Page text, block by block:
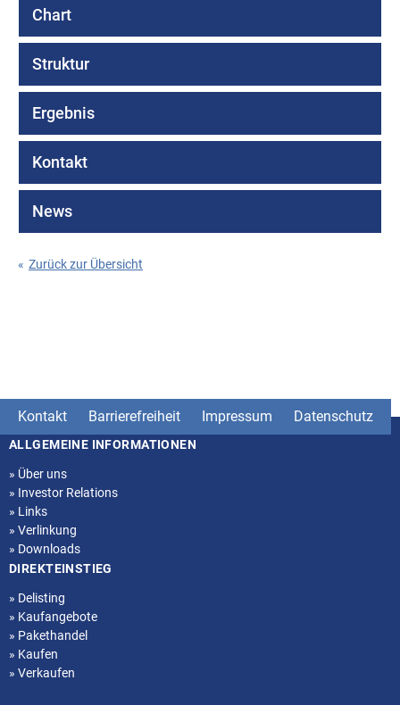
Chart
Struktur
Ergebnis
Kontakt
News
« Zurück zur Übersicht
Kontakt Barrierefreiheit Impressum Datenschutz
Seitenstruktur
ALLGEMEINE INFORMATIONEN
» Über uns
» Investor Relations
» Links
» Verlinkung
» Downloads
DIREKTEINSTIEG
» Delisting
» Kaufangebote
» Pakethandel
» Kaufen
» Verkaufen